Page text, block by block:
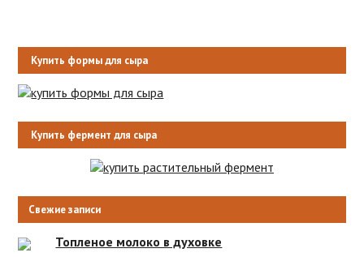
Купить формы для сыра
Купить фермент для сыра
Свежие записи
Топленое молоко в духовке